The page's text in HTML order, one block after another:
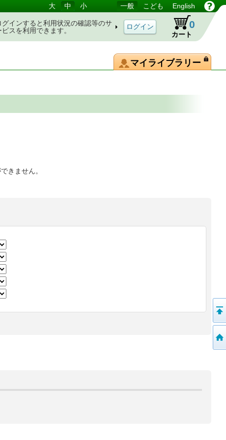
大 中 小 一般 こども English
グインすると利用状況の確認等のサ
ビスを利用できます。
カート
0
マイライブラリー
きません。